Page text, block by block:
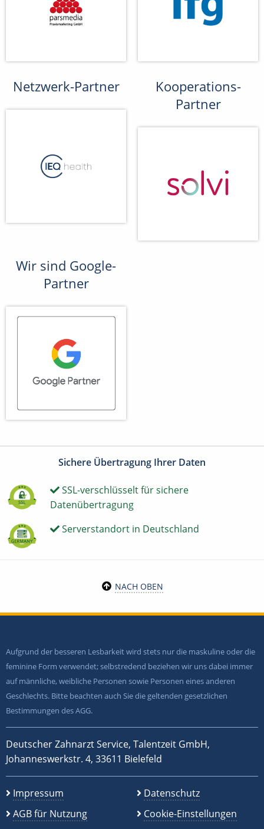
Netzwerk-Partner
Kooperations-
Partner
Wir sind Google-
Partner
Sichere Übertragung Ihrer Daten
SSL-verschlüsselt für sichere
Datenübertragung
Serverstandort in Deutschland
NACH OBEN
Aufgrund der besseren Lesbarkeit wird stets nur die maskuline oder die
feminine Form verwendet; selbstredend beziehen wir uns dabei immer
auf männliche, weibliche Personen sowie Personen eines anderen
Geschlechts. Bitte beachten auch Sie die geltenden gesetzlichen
Bestimmungen des AGG.
Deutscher Zahnarzt Service, Talentzeit GmbH,
Johanneswerkstr. 4, 33611 Bielefeld
Impressum
AGB für Nutzung
Datenschutz
Cookie-Einstellungen